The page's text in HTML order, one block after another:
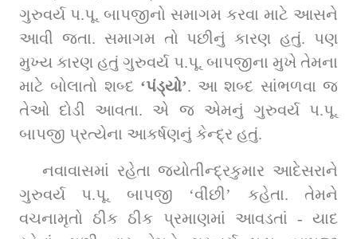
ગુરુવર્ય પ.પૂ. બાપજીનો સમાગમ કરવા માટે આસને
આવી જતા. સમાગમ તો પછીનું કારણ હતું. પણ
મુખ્ય કારણ હતું ગુરુવર્ય પ.પૂ. બાપજીના મુખે તેમના
માટે બોલાતો શબ્દ ‘પંડ્યો’. આ શબ્દ સાંભળવા જ
તેઓ દોડી આવતા. એ જ એમનું ગુરુવર્ય પ.પૂ.
બાપજી પ્રત્યેના આકર્ષણનું કેન્દ્ર હતું.
નવાવાસમાં રહેતા જ્યોતીન્દ્રકુમાર આદેસરાને
ગુરુવર્ય પ.પૂ. બાપજી ‘વીંછી’ કહેતા. તેમને
વચનામૃતો ઠીક ઠીક પ્રમાણમાં આવડતાં - યાદ